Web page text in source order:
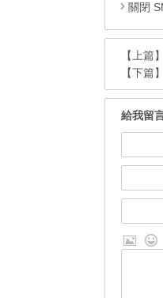
關閉
【上篇】
【下篇
給我留